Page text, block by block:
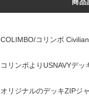
COLIMBO/コリンボ
コリンボよりUSNAVYデッ
オリジナルのデッキZIPジ